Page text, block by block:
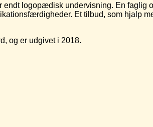
logopædisk undervisning. En faglig
Et tilbud, som hjalp
og er udgivet i 2018.